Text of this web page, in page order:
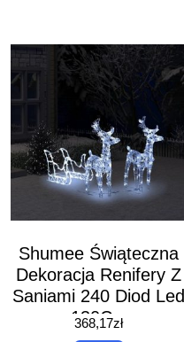
Shumee Świąteczna
Dekoracja Renifery Z
Saniami 240 Diod Led
130Cm
368,17zł